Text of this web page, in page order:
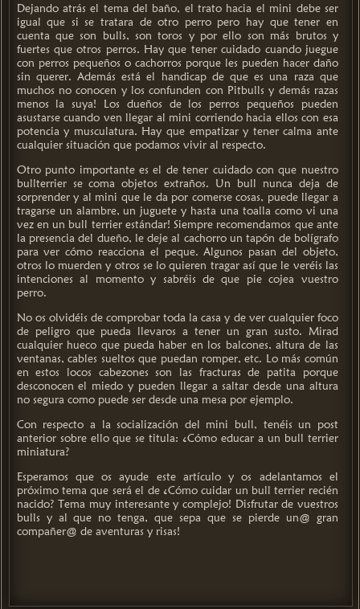
Dejando atrás el tema del baño, el trato hacia el mini debe ser
igual que si se tratara de otro perro pero hay que tener en
cuenta que son bulls, son toros y por ello son más brutos y
fuertes que otros perros. Hay que tener cuidado cuando juegue
con perros pequeños o cachorros porque les pueden hacer daño
sin querer. Además está el handicap de que es una raza que
muchos no conocen y los confunden con Pitbulls y demás razas
menos la suya! Los dueños de los perros pequeños pueden
asustarse cuando ven llegar al mini corriendo hacia ellos con esa
potencia y musculatura. Hay que empatizar y tener calma ante
cualquier situación que podamos vivir al respecto.
Otro punto importante es el de tener cuidado con que nuestro
bullterrier se coma objetos extraños. Un bull nunca deja de
sorprender y al mini que le da por comerse cosas, puede llegar a
tragarse un alambre, un juguete y hasta una toalla como vi una
vez en un bull terrier estándar! Siempre recomendamos que ante
la presencia del dueño, le deje al cachorro un tapón de bolígrafo
para ver cómo reacciona el peque. Algunos pasan del objeto,
otros lo muerden y otros se lo quieren tragar así que le veréis las
intenciones al momento y sabréis de que pie cojea vuestro
perro.
No os olvidéis de comprobar toda la casa y de ver cualquier foco
de peligro que pueda llevaros a tener un gran susto. Mirad
cualquier hueco que pueda haber en los balcones, altura de las
ventanas, cables sueltos que puedan romper, etc. Lo más común
en estos locos cabezones son las fracturas de patita porque
desconocen el miedo y pueden llegar a saltar desde una altura
no segura como puede ser desde una mesa por ejemplo.
Con respecto a la socialización del mini bull, tenéis un post
anterior sobre ello que se titula: ¿Cómo educar a un bull terrier
miniatura?
Esperamos que os ayude este artículo y os adelantamos el
próximo tema que será el de ¿Cómo cuidar un bull terrier recién
nacido? Tema muy interesante y complejo! Disfrutar de vuestros
bulls y al que no tenga, que sepa que se pierde un@ gran
compañer@ de aventuras y risas!